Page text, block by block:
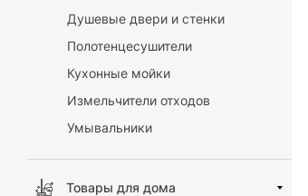
Душевые двери и стенки
Полотенцесушители
Кухонные мойки
Измельчители отходов
Умывальники
Товары для дома